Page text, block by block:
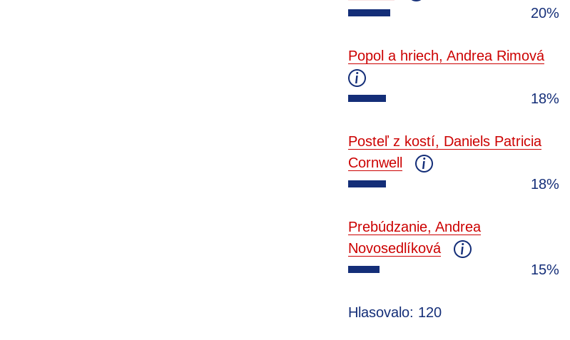
20%
Popol a hriech, Andrea Rimová
18%
Posteľ z kostí, Daniels Patricia
Cornwell
18%
Prebúdzanie, Andrea
Novosedlíková
15%
Hlasovalo: 120